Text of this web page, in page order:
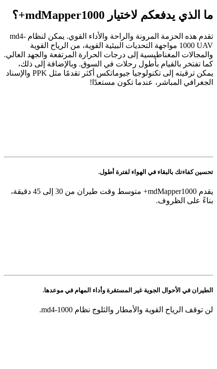
ما الذي يدفعكم لاختيار mdMapper1000+؟
تقدم هذه الحزمة المرونة والراحة والأداء القوي. يمكن لنظام md4-
1000 UAV مواجهة التحديات البيئية القوية، من الرياح القوية
والمجالات المغناطيسية إلى درجات الحرارة المرتفعة والجهد العالي.
كما تفتخر بالقيام بأطول رحلات في السوق. وبالإضافة إلى ذلك،
يمكن ترقيته إلى تكنولوجيا جيوماتكس أكثر تقدمًا مثل PPK والإسناد
الجغرافي المباشر، عندما تكون مستعدًا!
تحسين كفاءتك بالبقاء في الهواء لفترة أطول.
يقدم mdMapper1000+ متوسط وقت طيران من 30 إلى 45 دقيقة،
بناءً على الظروف.
الطيران في الأحوال الجوية غير المستقرة وأداء المهام في موعدها.
لن توقف الرياح القوية والأمطار والثلوج نظام md4-1000.